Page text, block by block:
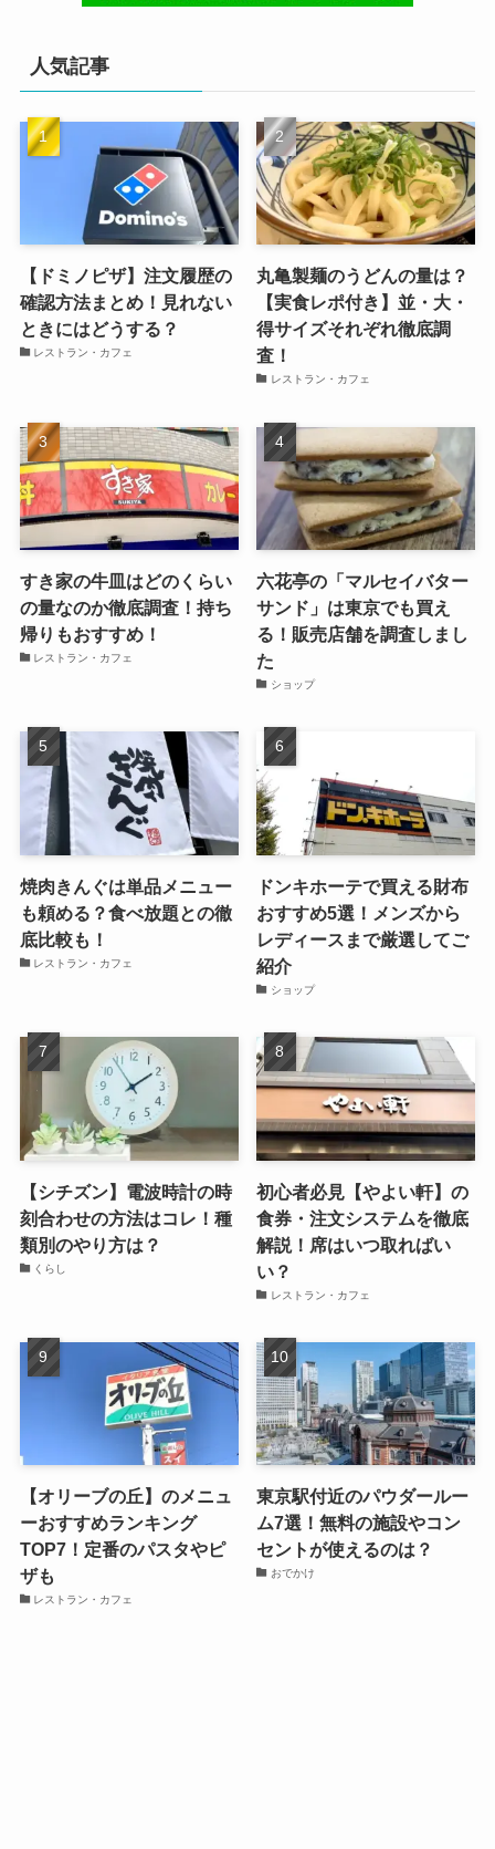
人気記事
【ドミノピザ】注文履歴の
確認方法まとめ！見れない
ときにはどうする？
レストラン・カフェ
丸亀製麺のうどんの量は？
【実食レポ付き】並・大・
得サイズそれぞれ徹底調
査！
レストラン・カフェ
すき家の牛皿はどのくらい
の量なのか徹底調査！持ち
帰りもおすすめ！
レストラン・カフェ
六花亭の「マルセイバター
サンド」は東京でも買え
る！販売店舗を調査しまし
た
ショップ
焼肉きんぐは単品メニュー
も頼める？食べ放題との徹
底比較も！
レストラン・カフェ
ドンキホーテで買える財布
おすすめ5選！メンズから
レディースまで厳選してご
紹介
ショップ
【シチズン】電波時計の時
刻合わせの方法はコレ！種
類別のやり方は？
くらし
初心者必見【やよい軒】の
食券・注文システムを徹底
解説！席はいつ取ればい
い？
レストラン・カフェ
【オリーブの丘】のメニュ
ーおすすめランキング
TOP7！定番のパスタやピ
ザも
レストラン・カフェ
東京駅付近のパウダールー
ム7選！無料の施設やコン
セントが使えるのは？
おでかけ